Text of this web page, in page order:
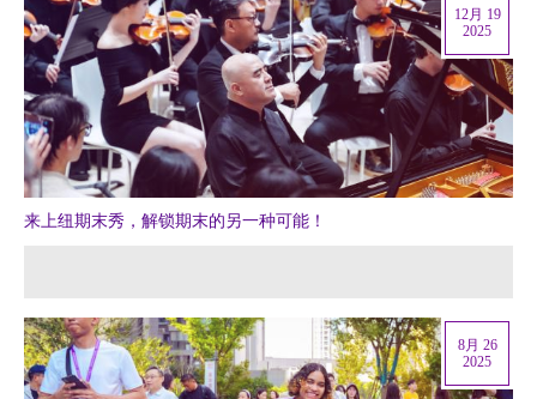
来上纽期末秀，解锁期末的另一种可能！
12月 19
2025
8月 26
2025